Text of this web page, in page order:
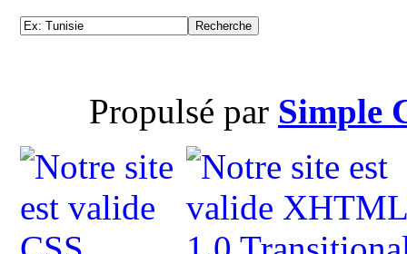
Propulsé par Simple